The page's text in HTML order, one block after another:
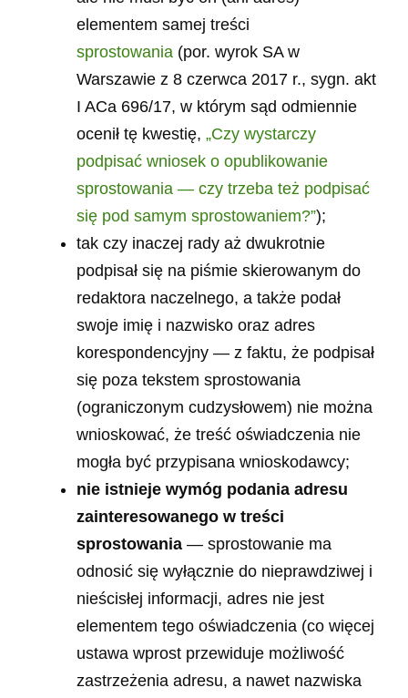
elementem samej treści
sprostowania (por. wyrok SA w
Warszawie z 8 czerwca 2017 r., sygn. akt
I ACa 696/17, w którym sąd odmiennie
ocenił tę kwestię, „Czy wystarczy
podpisać wniosek o opublikowanie
sprostowania — czy trzeba też podpisać
się pod samym sprostowaniem?”);
tak czy inaczej rady aż dwukrotnie
podpisał się na piśmie skierowanym do
redaktora naczelnego, a także podał
swoje imię i nazwisko oraz adres
korespondencyjny — z faktu, że podpisał
się poza tekstem sprostowania
(ograniczonym cudzysłowem) nie można
wnioskować, że treść oświadczenia nie
mogła być przypisana wnioskodawcy;
nie istnieje wymóg podania adresu
zainteresowanego w treści
sprostowania — sprostowanie ma
odnosić się wyłącznie do nieprawdziwej i
nieścisłej informacji, adres nie jest
elementem tego oświadczenia (co więcej
ustawa wprost przewiduje możliwość
zastrzeżenia adresu, a nawet nazwiska